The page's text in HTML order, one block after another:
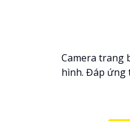
Camera trang
hình. Đáp ứng